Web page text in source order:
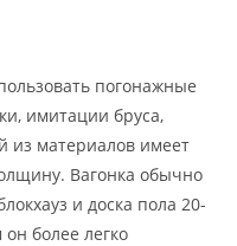
погонажные
имитации бруса,
из материалов имеет
Вагонка обычно
и доска пола 20-
более легко